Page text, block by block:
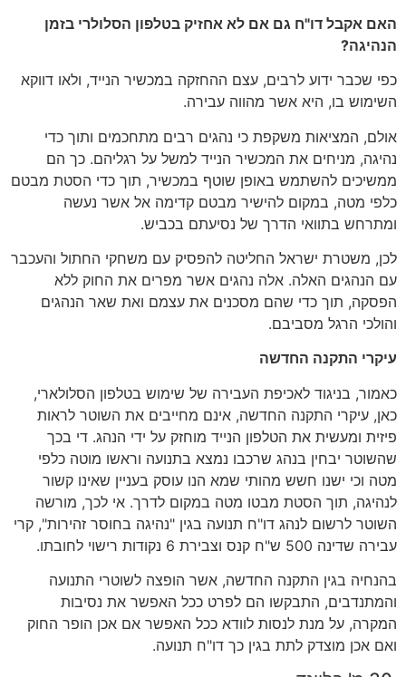
האם אקבל דו"ח גם אם לא אחזיק בטלפון הסלולרי בזמן
הנהיגה?
כפי שכבר ידוע לרבים, עצם ההחזקה במכשיר הנייד, ולאו דווקא
השימוש בו, היא אשר מהווה עבירה.
אולם, המציאות משקפת כי נהגים רבים מתחכמים ותוך כדי
נהיגה, מניחים את המכשיר הנייד למשל על רגליהם. כך הם
ממשיכים להשתמש באופן שוטף במכשיר, תוך כדי הסטת מבטם
כלפי מטה, במקום להישיר מבטם קדימה אל אשר נעשה
ומתרחש בתוואי הדרך של נסיעתם בכביש.
לכן, משטרת ישראל החליטה להפסיק עם משחקי החתול והעכבר
עם הנהגים האלה. אלה נהגים אשר מפרים את החוק ללא
הפסקה, תוך כדי שהם מסכנים את עצמם ואת שאר הנהגים
והולכי הרגל מסביבם.
עיקרי התקנה החדשה
כאמור, בניגוד לאכיפת העבירה של שימוש בטלפון הסלולארי,
כאן, עיקרי התקנה החדשה, אינם מחייבים את השוטר לראות
פיזית ומעשית את הטלפון הנייד מוחזק על ידי הנהג. די בכך
שהשוטר יבחין בנהג שרכבו נמצא בתנועה וראשו מוטה כלפי
מטה וכי ישנו חשש מהותי שמא הנו עוסק בעניין שאינו קשור
לנהיגה, תוך הסטת מבטו מטה במקום לדרך. אי לכך, מורשה
השוטר לרשום לנהג דו"ח תנועה בגין "נהיגה בחוסר זהירות", קרי
עבירה שדינה 500 ש"ח קנס וצבירת 6 נקודות רישוי לחובתו.
בהנחיה בגין התקנה החדשה, אשר הופצה לשוטרי התנועה
והמתנדבים, התבקשו הם לפרט ככל האפשר את נסיבות
המקרה, על מנת לנסות לוודא ככל האפשר אם אכן הופר החוק
ואם אכן מוצדק לתת בגין כך דו"ח תנועה.